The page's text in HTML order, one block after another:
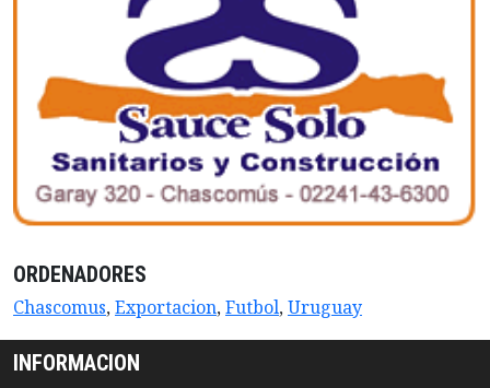
ORDENADORES
Chascomus,Exportacion,Futbol,Uruguay
INFORMACION